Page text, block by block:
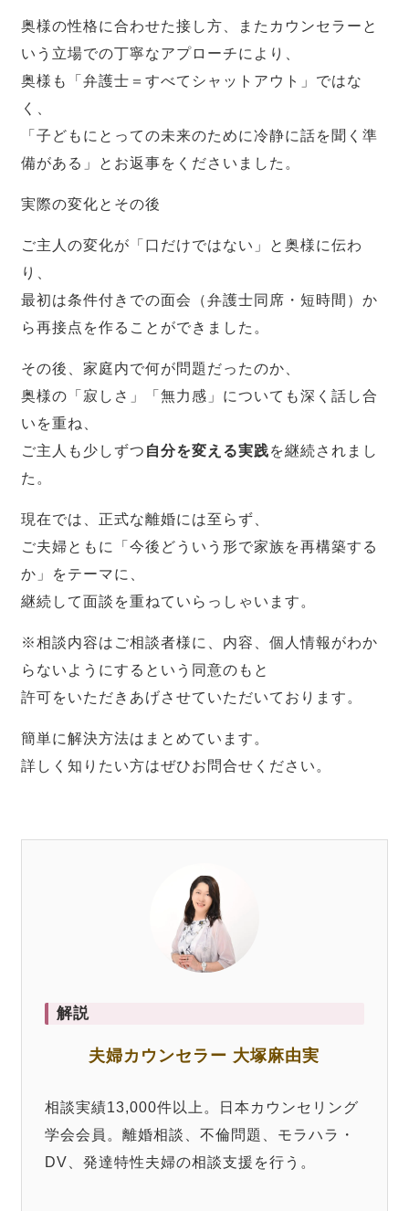
奥様の性格に合わせた接し方、またカウンセラーと
いう立場での丁寧なアプローチにより、
奥様も「弁護士＝すべてシャットアウト」ではな
く、
「子どもにとっての未来のために冷静に話を聞く準
備がある」とお返事をくださいました。
実際の変化とその後
ご主人の変化が「口だけではない」と奥様に伝わ
り、
最初は条件付きでの面会（弁護士同席・短時間）か
ら再接点を作ることができました。
その後、家庭内で何が問題だったのか、
奥様の「寂しさ」「無力感」についても深く話し合
いを重ね、
ご主人も少しずつ 自分を変える実践を継続されまし
た。
現在では、正式な離婚には至らず、
ご夫婦ともに「今後どういう形で家族を再構築する
か」をテーマに、
継続して面談を重ねていらっしゃいます。
※相談内容はご相談者様に、内容、個人情報がわか
らないようにするという同意のもと
許可をいただきあげさせていただいております。
簡単に解決方法はまとめています。
詳しく知りたい方はぜひお問合せください。
解説
夫婦カウンセラー 大塚麻由実
相談実績13,000件以上。日本カウンセリング
学会会員。離婚相談、不倫問題、モラハラ・
DV、発達特性夫婦の相談支援を行う。